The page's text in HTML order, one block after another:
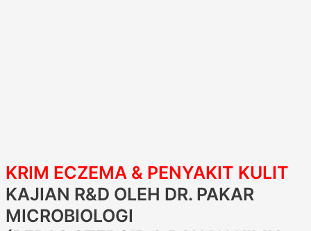
KRIM ECZEMA & PENYAKIT KULIT
KAJIAN R&D OLEH DR. PAKAR
MICROBIOLOGI